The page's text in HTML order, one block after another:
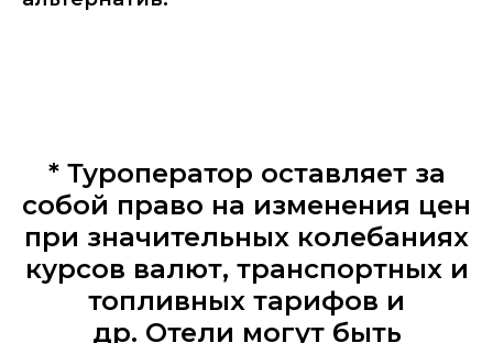
* Туроператор оставляет за
собой право на изменения цен
при значительных колебаниях
курсов валют, транспортных и
топливных тарифов и
др. Отели могут быть